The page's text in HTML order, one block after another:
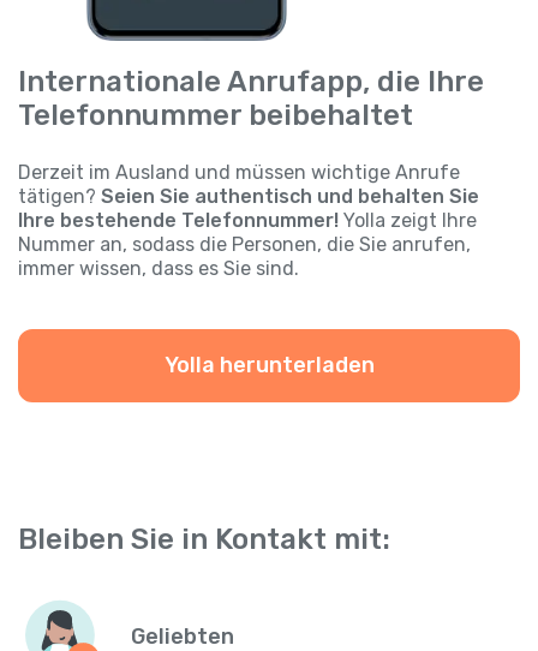
Internationale Anrufapp, die Ihre
Telefonnummer beibehaltet
Derzeit im Ausland und müssen wichtige Anrufe
tätigen? Seien Sie authentisch und behalten Sie
Ihre bestehende Telefonnummer! Yolla zeigt Ihre
Nummer an, sodass die Personen, die Sie anrufen,
immer wissen, dass es Sie sind.
Yolla herunterladen
Bleiben Sie in Kontakt mit:
Geliebten